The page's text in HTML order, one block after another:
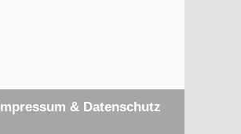
Impressum & Datenschutz